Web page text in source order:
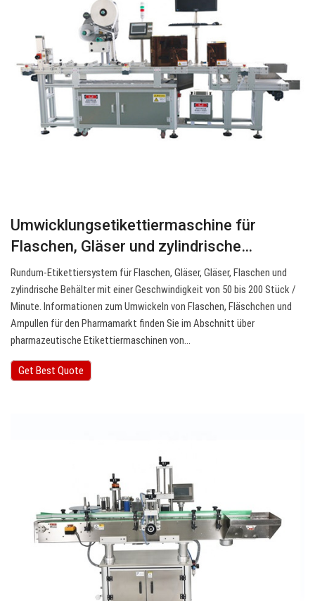
Umwicklungsetikettiermaschine für
Flaschen, Gläser und zylindrische…
Rundum-Etikettiersystem für Flaschen, Gläser, Gläser, Flaschen und
zylindrische Behälter mit einer Geschwindigkeit von 50 bis 200 Stück /
Minute. Informationen zum Umwickeln von Flaschen, Fläschchen und
Ampullen für den Pharmamarkt finden Sie im Abschnitt über
pharmazeutische Etikettiermaschinen von…
Get Best Quote